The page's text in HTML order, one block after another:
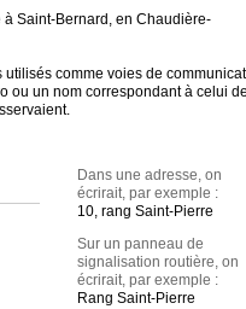
Saint-Bernard, en Chaudière-
comme voies de
ou un nom correspondant à celui
Dans une adresse, on
écrirait, par exemple :
10, rang Saint-Pierre
Sur un panneau de
signalisation routière, on
écrirait, par exemple :
Rang Saint-Pierre